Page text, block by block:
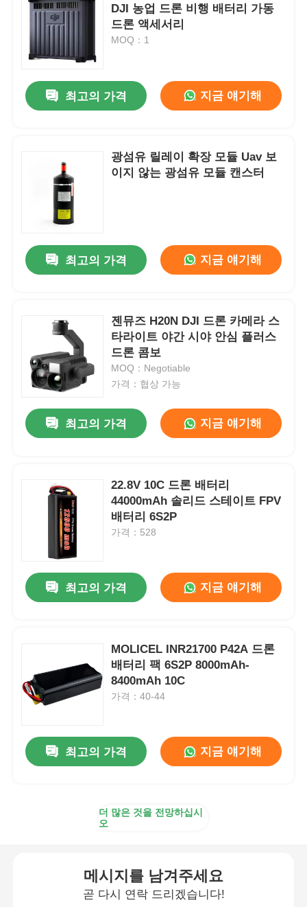
우리 에 관한 것
품질 관리
뉴스
산업용 드론
DJI 농업 드론 비행 배터리 가동
드론 액세서리
MOQ：1
최고의 가격 지금 얘기해
광섬유 릴레이 확장 모듈 Uav 보
이지 않는 광섬유 모듈 캔스터
최고의 가격 지금 얘기해
젠뮤즈 H20N DJI 드론 카메라 스
타라이트 야간 시야 안심 플러스
드론 콤보
MOQ：Negotiable
가격：협상 가능
최고의 가격 지금 얘기해
22.8V 10C 드론 배터리
44000mAh 솔리드 스테이트 FPV
배터리 6S2P
가격：528
최고의 가격 지금 얘기해
MOLICEL INR21700 P42A 드론
배터리 팩 6S2P 8000mAh-
8400mAh 10C
가격：40-44
최고의 가격 지금 얘기해
더 많은 것을 전망하십시
오
메시지를 남겨주세요
곧 다시 연락 드리겠습니다!